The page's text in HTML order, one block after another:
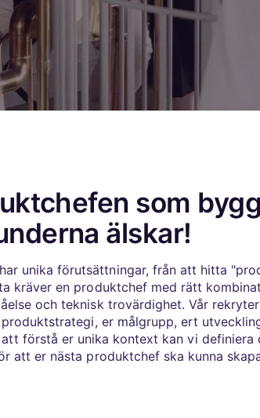
som
älskar!
unika förutsättningar, från att hitta
kräver en produktchef med rätt
och teknisk trovärdighet. Vår
er målgrupp, ert
förstå er unika kontext kan vi definiera
att er nästa produktchef ska kunna